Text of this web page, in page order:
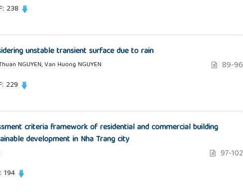
238
unstable transient surface due to rain
NGUYEN, Van Huong NGUYEN 89-96
229
criteria framework of residential and commercial building
development in Nha Trang city
97-102
194